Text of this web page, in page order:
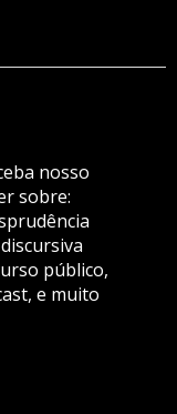
nosso
sobre:
público,
e muito